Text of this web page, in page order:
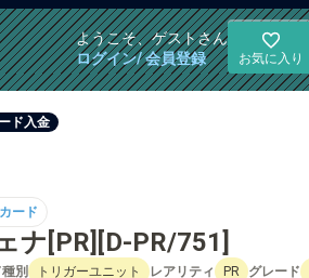
ようこそ、ゲストさん
ログイン/ 会員登録
お気に入り
ド入金
ード
ナ[PR][D-PR/751]
別 トリガーユニット レアリティ PR グレード